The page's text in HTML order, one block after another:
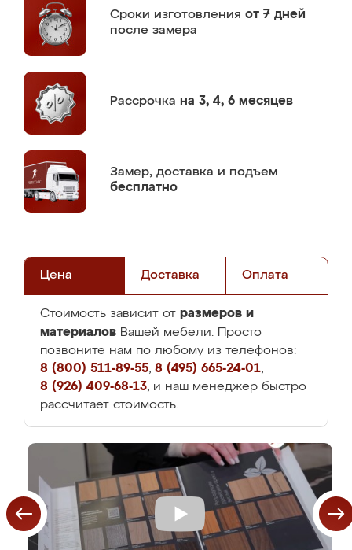
Сроки изготовления от 7 дней
после замера
Рассрочка на 3, 4, 6 месяцев
Замер, доставка и подъем
бесплатно
Цена Доставка Оплата
Стоимость зависит от размеров и
материалов Вашей мебели. Просто
позвоните нам по любому из телефонов:
8 (800) 511-89-55, 8 (495) 665-24-01,
8 (926) 409-68-13, и наш менеджер быстро
рассчитает стоимость.